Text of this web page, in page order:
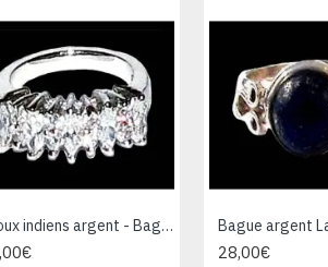
Bijoux indiens argent - Bague indienne oxyde de Zirconium
28,00€